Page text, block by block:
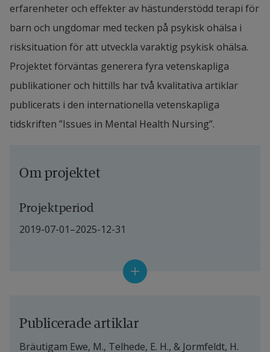
erfarenheter och effekter av hästunderstödd terapi för
barn och ungdomar med tecken på psykisk ohälsa i
risksituation för att utveckla varaktig psykisk ohälsa.
Projektet förväntas generera fyra vetenskapliga
publikationer och hittills har två kvalitativa artiklar
publicerats i den internationella vetenskapliga
tidskriften ”Issues in Mental Health Nursing”.
Om projektet
Projektperiod
2019-07-01–2025-12-31
Henrika Jormfeldt, professor i omvårdnad
Andra deltagande forskare
Publicerade artiklar
Bräutigam Ewe, M., Telhede, E. H., & Jormfeldt, H.